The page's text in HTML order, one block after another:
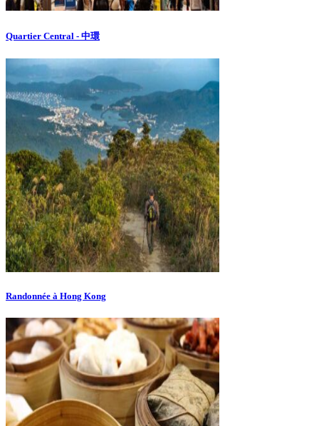
Quartier Central - 中環
Randonnée à Hong Kong